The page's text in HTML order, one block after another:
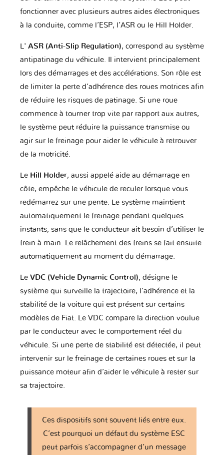
Fiat Ford
Fuso GAZ GMC
Genesis
Harley
Honda Honda Moto Hummer
Iveco JAC JMC
Jaguar Jeep KTM
Kawasaki Kia Lada
Lamborghini Lancia
fonctionner avec plusieurs autres aides électroniques
à la conduite, comme l’ESP, l’ASR ou le Hill Holder.
L' ASR (Anti-Slip Regulation), correspond au système
antipatinage du véhicule. Il intervient principalement
lors des démarrages et des accélérations. Son rôle est
de limiter la perte d’adhérence des roues motrices afin
de réduire les risques de patinage. Si une roue
commence à tourner trop vite par rapport aux autres,
le système peut réduire la puissance transmise ou
agir sur le freinage pour aider le véhicule à retrouver
de la motricité.
Le Hill Holder, aussi appelé aide au démarrage en
côte, empêche le véhicule de reculer lorsque vous
redémarrez sur une pente. Le système maintient
automatiquement le freinage pendant quelques
instants, sans que le conducteur ait besoin d’utiliser le
frein à main. Le relâchement des freins se fait ensuite
automatiquement au moment du démarrage.
Le VDC (Vehicle Dynamic Control), désigne le
système qui surveille la trajectoire, l’adhérence et la
stabilité de la voiture qui est présent sur certains
modèles de Fiat. Le VDC compare la direction voulue
par le conducteur avec le comportement réel du
véhicule. Si une perte de stabilité est détectée, il peut
intervenir sur le freinage de certaines roues et sur la
puissance moteur afin d’aider le véhicule à rester sur
sa trajectoire.
Ces dispositifs sont souvent liés entre eux.
C’est pourquoi un défaut du système ESC
peut parfois s’accompagner d’un message